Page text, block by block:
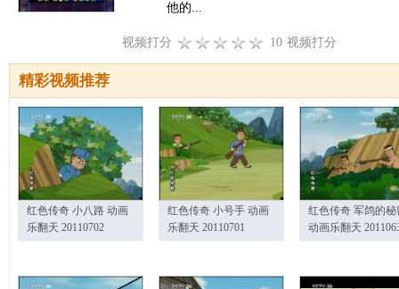
他的...
视频打分 10 视频打分
精彩视频推荐
红色传奇 小八路 动画
乐翻天 20110702
红色传奇 小号手 动画
乐翻天 20110701
红色传奇 军鸽的秘
动画乐翻天